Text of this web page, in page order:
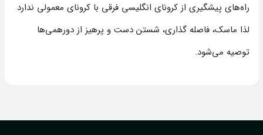
راه‌های پیشگیری از کرونای انگلیسی فرقی با کرونای معمولی ندارد
لذا ماسک، فاصله گذاری، شستن دست و پرهیز از دورهمی‌ها
توصیه می‌شود.